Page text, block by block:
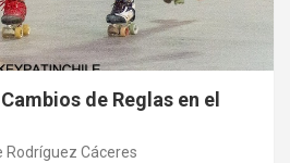
de Reglas en el
Rodríguez Cáceres